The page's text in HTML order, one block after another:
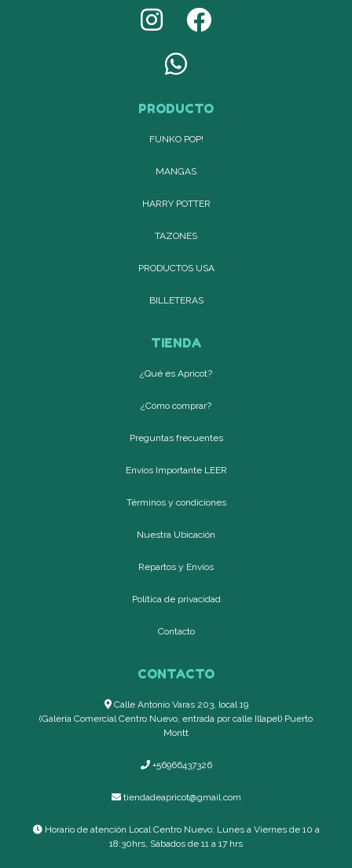
PRODUCTO
FUNKO POP!
MANGAS
HARRY POTTER
TAZONES
PRODUCTOS USA
BILLETERAS
TIENDA
¿Qué es Apricot?
¿Cómo comprar?
Preguntas frecuentes
Envíos Importante LEER
Términos y condiciones
Nuestra Ubicación
Repartos y Envíos
Política de privacidad
Contacto
CONTACTO
Calle Antonio Varas 203, local 19
(Galería Comercial Centro Nuevo, entrada por calle Illapel) Puerto
Montt
+56966437326
tiendadeapricot@gmail.com
Horario de atención Local Centro Nuevo: Lunes a Viernes de 10 a
18:30hrs, Sábados de 11 a 17 hrs